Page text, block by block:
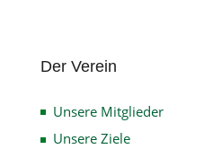
Der Verein
Unsere Mitglieder
Unsere Ziele